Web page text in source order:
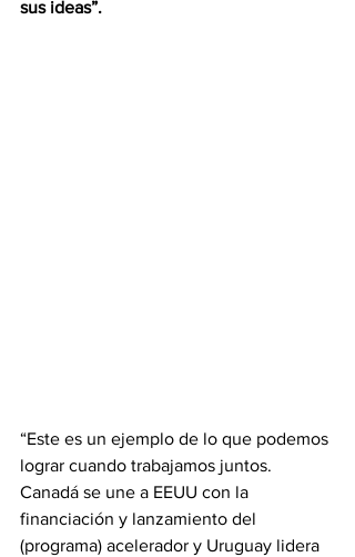
sus ideas”.
“Este es un ejemplo de lo que podemos
lograr cuando trabajamos juntos.
Canadá se une a EEUU con la
financiación y lanzamiento del
(programa) acelerador y Uruguay lidera